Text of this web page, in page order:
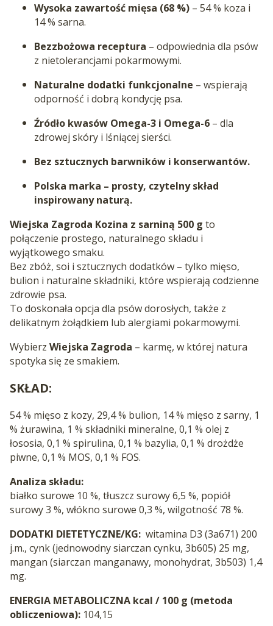
Wysoka zawartość mięsa (68 %) – 54 % koza i
14 % sarna.
Bezzbożowa receptura – odpowiednia dla psów
z nietolerancjami pokarmowymi.
Naturalne dodatki funkcjonalne – wspierają
odporność i dobrą kondycję psa.
Źródło kwasów Omega-3 i Omega-6 – dla
zdrowej skóry i lśniącej sierści.
Bez sztucznych barwników i konserwantów.
Polska marka – prosty, czytelny skład
inspirowany naturą.
Wiejska Zagroda Kozina z sarniną 500 g to
połączenie prostego, naturalnego składu i
wyjątkowego smaku.
Bez zbóż, soi i sztucznych dodatków – tylko mięso,
bulion i naturalne składniki, które wspierają codzienne
zdrowie psa.
To doskonała opcja dla psów dorosłych, także z
delikatnym żołądkiem lub alergiami pokarmowymi.
Wybierz Wiejska Zagroda – karmę, w której natura
spotyka się ze smakiem.
SKŁAD:
54 % mięso z kozy, 29,4 % bulion, 14 % mięso z sarny, 1
% żurawina, 1 % składniki mineralne, 0,1 % olej z
łososia, 0,1 % spirulina, 0,1 % bazylia, 0,1 % drożdże
piwne, 0,1 % MOS, 0,1 % FOS.
Analiza składu:
białko surowe 10 %, tłuszcz surowy 6,5 %, popiół
surowy 3 %, włókno surowe 0,3 %, wilgotność 78 %.
DODATKI DIETETYCZNE/KG: witamina D3 (3a671) 200
j.m., cynk (jednowodny siarczan cynku, 3b605) 25 mg,
mangan (siarczan manganawy, monohydrat, 3b503) 1,4
mg.
ENERGIA METABOLICZNA kcal / 100 g (metoda
obliczeniowa): 104,15